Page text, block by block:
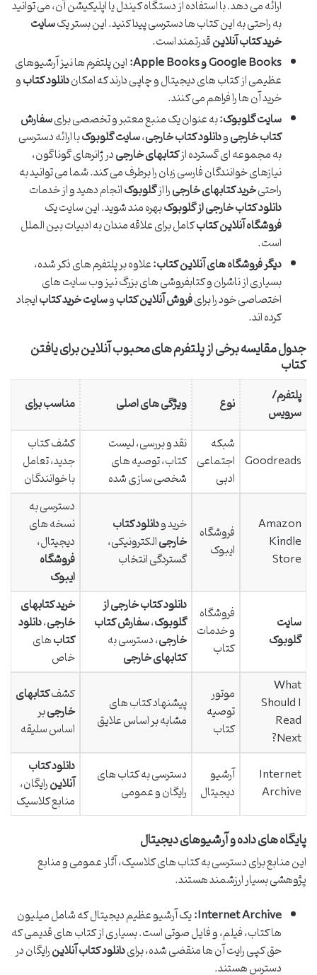
ارائه می دهد. با استفاده از دستگاه کیندل یا اپلیکیشن آن، می توانید
به راحتی به این کتاب ها دسترسی پیدا کنید. این بستر یکسایت
خرید کتاب آنلاینقدرتمند است.
Google Books و Apple Books:
این پلتفرم ها نیز آرشیوهای
عظیمی از کتاب های دیجیتال و چاپی دارند که امکاندانلود کتابو
خرید آن ها را فراهم می کنند.
سایت گلوبوک:به عنوان یک منبع معتبر و تخصصی برایسفارش
کتاب خارجیودانلود کتاب خارجی،سایت گلوبوکبا ارائه دسترسی
به مجموعه ای گسترده ازکتابهای خارجیدر ژانرهای گوناگون،
نیازهای خوانندگان فارسی زبان را برطرف می کند. شما می توانید به
راحتیخرید کتابهای خارجیرا ازگلوبوکانجام دهید و از خدمات
دانلود کتاب خارجی از گلوبوکبهره مند شوید. این سایت یک
فروشگاه آنلاین کتابکامل برای علاقه مندان به ادبیات بین الملل
است.
دیگر فروشگاه های آنلاین کتاب:علاوه بر پلتفرم های ذکر شده،
بسیاری از ناشران و کتابفروشی های بزرگ نیز وب سایت های
اختصاصی خود را برایفروش آنلاین کتابوسایت خرید کتابایجاد
کرده اند.
جدول مقایسه برخی از پلتفرم های محبوب آنلاین برای یافتن
کتاب
پلتفرم/
سرویس نوع ویژگی های اصلی مناسب برای
Goodreads
شبکه
اجتماعی
ادبی
نقد و بررسی، لیست
کتاب، توصیه های
شخصی سازی شده
کشف کتاب
جدید، تعامل
با خوانندگان
Amazon
Kindle
Store
فروشگاه
ایبوک
خرید ودانلود کتاب
خارجیالکترونیکی،
گستردگی انتخاب
دسترسی به
نسخه های
دیجیتال،
فروشگاه
ایبوک
سایت
گلوبوک
فروشگاه
و خدمات
کتاب
دانلود کتاب خارجی از
گلوبوک،سفارش کتاب
خارجی، دسترسی به
کتابهای خارجی
خرید کتابهای
خارجی،دانلود
کتابهای
خاص
What
Should I
Read
Next?
موتور
توصیه
کتاب
پیشنهاد کتاب های
مشابه بر اساس علایق
کشفکتابهای
خارجیبر
اساس سلیقه
Internet
Archive
آرشیو
دیجیتال
دسترسی به کتاب های
رایگان و عمومی
دانلود کتاب
آنلاینرایگان،
منابع کلاسیک
پایگاه های داده و آرشیوهای دیجیتال
این منابع برای دسترسی به کتاب های کلاسیک، آثار عمومی و منابع
پژوهشی بسیار ارزشمند هستند.
Internet Archive: یک آرشیو عظیم دیجیتال که شامل میلیون
ها کتاب، فیلم، و فایل صوتی است. بسیاری از کتاب های قدیمی که
حق کپی رایت آن ها منقضی شده، برایدانلود کتاب آنلاینرایگان در
دسترس هستند.